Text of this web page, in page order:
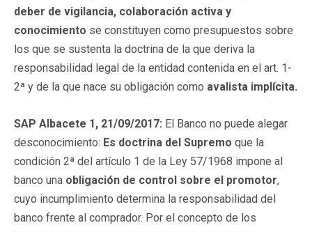
deber de vigilancia, colaboración activa y
conocimiento se constituyen como presupuestos sobre
los que se sustenta la doctrina de la que deriva la
responsabilidad legal de la entidad contenida en el art. 1-
2ª y de la que nace su obligación como avalista implícita.
SAP Albacete 1, 21/09/2017: El Banco no puede alegar
desconocimiento: Es doctrina del Supremo que la
condición 2ª del artículo 1 de la Ley 57/1968 impone al
banco una obligación de control sobre el promotor,
cuyo incumplimiento determina la responsabilidad del
banco frente al comprador. Por el concepto de los